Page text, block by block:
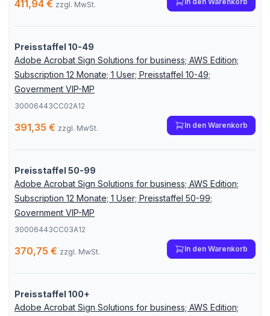
411,94 € zzgl. MwSt.
Preisstaffel 10-49
Adobe Acrobat Sign Solutions for business; AWS Edition;
Subscription 12 Monate; 1 User; Preisstaffel 10-49;
Government VIP-MP
30006443CC02A12
391,35 € zzgl. MwSt. In den Warenkorb
Preisstaffel 50-99
Adobe Acrobat Sign Solutions for business; AWS Edition;
Subscription 12 Monate; 1 User; Preisstaffel 50-99;
Government VIP-MP
30006443CC03A12
370,75 € zzgl. MwSt. In den Warenkorb
Preisstaffel 100+
Adobe Acrobat Sign Solutions for business; AWS Edition;